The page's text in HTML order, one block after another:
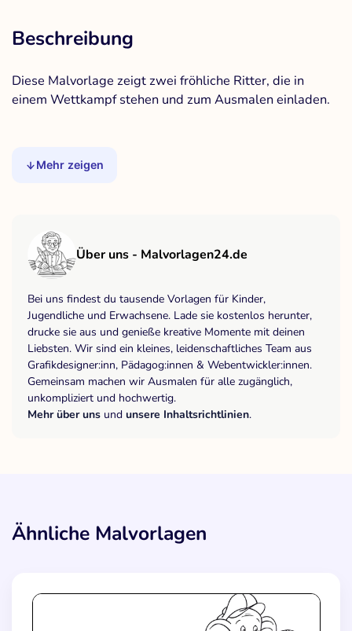
Beschreibung
Diese Malvorlage zeigt zwei fröhliche Ritter, die in
einem Wettkampf stehen und zum Ausmalen einladen.
Mehr zeigen
Über uns - Malvorlagen24.de
Bei uns findest du tausende Vorlagen für Kinder,
Jugendliche und Erwachsene. Lade sie kostenlos herunter,
drucke sie aus und genieße kreative Momente mit deinen
Liebsten. Wir sind ein kleines, leidenschaftliches Team aus
Grafikdesigner:inn, Pädagog:innen & Webentwickler:innen.
Gemeinsam machen wir Ausmalen für alle zugänglich,
unkompliziert und hochwertig.
Mehr über uns und unsere Inhaltsrichtlinien.
Ähnliche Malvorlagen